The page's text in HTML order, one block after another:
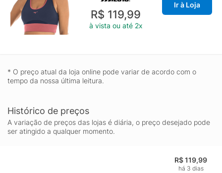
R$ 119,99
à vista ou até 2x
Ir à Loja
* O preço atual da loja online pode variar de acordo com o
tempo da nossa última leitura.
Histórico de preços
A variação de preços das lojas é diária, o preço desejado pode
ser atingido a qualquer momento.
R$ 119,99
há 3 dias